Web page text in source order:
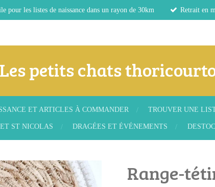
pour les listes de naissance dans un rayon de 30km Retrait en
Les petits chats
ET ARTICLES À COMMANDER TROUVER UNE
ST NICOLAS DRAGÉES ET ÉVÉNEMENTS
Range-